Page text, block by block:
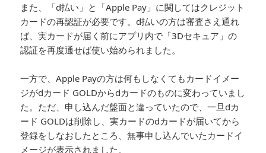
また、「d払い」と「Apple Pay」に関してはクレジット
カードの再認証が必要です。d払いの方は審査さえ通れ
ば、実カードが届く前にアプリ内で「3Dセキュア」の
認証を再度通せば使い始められました。
一方で、Apple Payの方は何もしなくてもカードイメー
ジがdカード GOLDからdカードのものに変わっていまし
た。ただ、申し込んだ盤面と違っていたので、一旦dカ
ード GOLDは削除し、実カードのdカードが届いてから
登録をしなおしたところ、無事申し込んでいたカードイ
メージが表示されました。